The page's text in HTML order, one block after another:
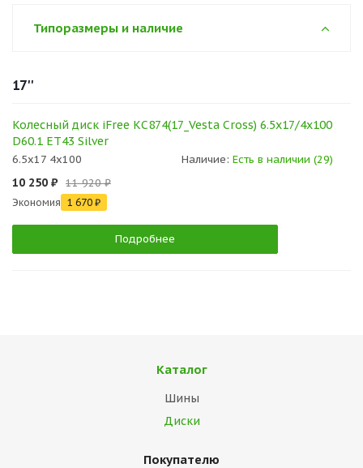
Типоразмеры и наличие
17''
Колесный диск iFree КС874(17_Vesta Cross) 6.5x17/4x100
D60.1 ET43 Silver
6.5x17 4x100 Наличие: Есть в наличии (29)
10 250 ₽ 11 920 ₽
Экономия 1 670 ₽
Подробнее
Каталог
Шины
Диски
Покупателю